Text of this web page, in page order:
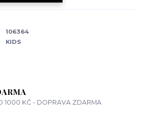
106364
KIDS
1000 KČ - DOPRAVA ZDARMA